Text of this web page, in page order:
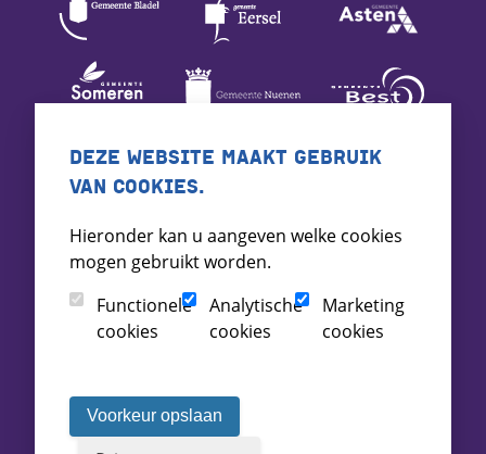
DEZE WEBSITE MAAKT GEBRUIK
VAN COOKIES.
Hieronder kan u aangeven welke cookies
mogen gebruikt worden.
Functionele
cookies
Analytische
cookies
Marketing
cookies
Voorkeur opslaan